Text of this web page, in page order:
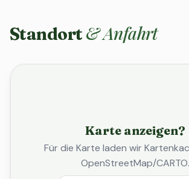
Standort & Anfahrt
Karte anzeigen?
Für die Karte laden wir
OpenStreetMap/CARTO.